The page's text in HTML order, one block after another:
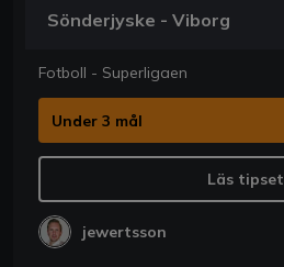
Sönderjyske - Viborg
Fotboll - Superligaen
Under 3 mål
Läs tipset
jewertsson